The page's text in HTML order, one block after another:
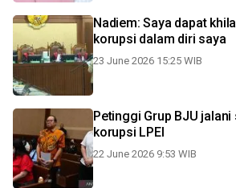
Nadiem: Saya dapat
korupsi dalam diri saya
23 June 2026 15:25 WIB
Petinggi Grup BJU
korupsi LPEI
22 June 2026 9:53 WIB